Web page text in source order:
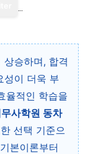
승하며, 합격
성이 더욱 부
율적인 학습을
사학원 동차
선택 기준으
본이론부터